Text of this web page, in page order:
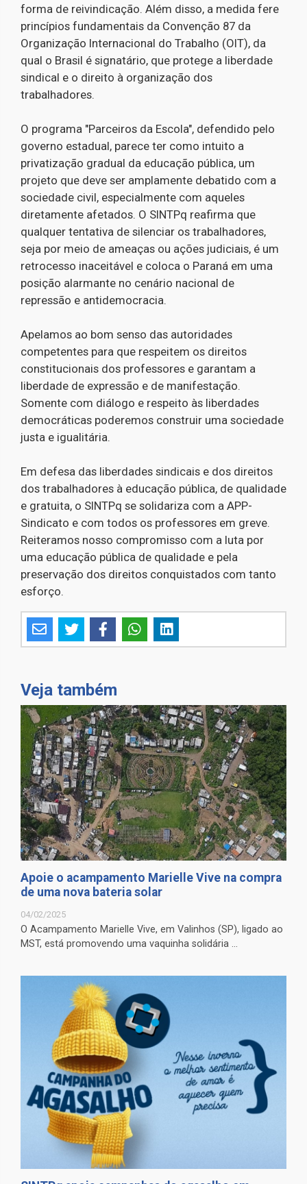
forma de reivindicação. Além disso, a medida fere
princípios fundamentais da Convenção 87 da
Organização Internacional do Trabalho (OIT), da
qual o Brasil é signatário, que protege a liberdade
sindical e o direito à organização dos
trabalhadores.
O programa "Parceiros da Escola", defendido pelo
governo estadual, parece ter como intuito a
privatização gradual da educação pública, um
projeto que deve ser amplamente debatido com a
sociedade civil, especialmente com aqueles
diretamente afetados. O SINTPq reafirma que
qualquer tentativa de silenciar os trabalhadores,
seja por meio de ameaças ou ações judiciais, é um
retrocesso inaceitável e coloca o Paraná em uma
posição alarmante no cenário nacional de
repressão e antidemocracia.
Apelamos ao bom senso das autoridades
competentes para que respeitem os direitos
constitucionais dos professores e garantam a
liberdade de expressão e de manifestação.
Somente com diálogo e respeito às liberdades
democráticas poderemos construir uma sociedade
justa e igualitária.
Em defesa das liberdades sindicais e dos direitos
dos trabalhadores à educação pública, de qualidade
e gratuita, o SINTPq se solidariza com a APP-
Sindicato e com todos os professores em greve.
Reiteramos nosso compromisso com a luta por
uma educação pública de qualidade e pela
preservação dos direitos conquistados com tanto
esforço.
Veja também
Apoie o acampamento Marielle Vive na compra
de uma nova bateria solar
04/02/2025
O Acampamento Marielle Vive, em Valinhos (SP), ligado ao
MST, está promovendo uma vaquinha solidária ...